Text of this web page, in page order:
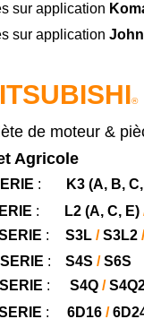
sur application
sur application
de moteur &
Agricole
: K3 (A, B,
: L2 (A, C, E)
: S3L /S3L2 /
: S4S /S6S
: S4Q /
: 6D16 /
®